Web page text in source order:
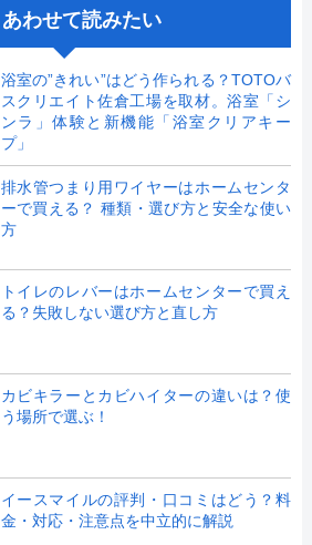
あわせて読みたい
浴室の”きれい”はどう作られる？TOTOバ
スクリエイト佐倉工場を取材。浴室「シ
ンラ」体験と新機能「浴室クリアキー
プ」
排水管つまり用ワイヤーはホームセンタ
ーで買える？ 種類・選び方と安全な使い
方
トイレのレバーはホームセンターで買え
る？失敗しない選び方と直し方
カビキラーとカビハイターの違いは？使
う場所で選ぶ！
イースマイルの評判・口コミはどう？料
金・対応・注意点を中立的に解説